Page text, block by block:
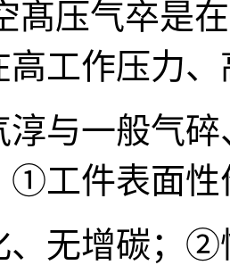
髙压气卒是
高工作压力
淳与一般气
①工件表面性
、无增碳；②